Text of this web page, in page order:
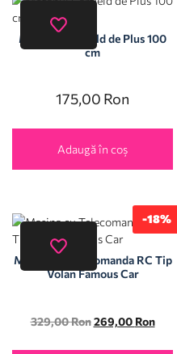
Motanul Garfield de Plus 100
cm
175,00 Ron
Adaugă în coș
-18%
Masina cu Telecomanda RC Tip
Volan Famous Car
329,00Ron 269,00 Ron